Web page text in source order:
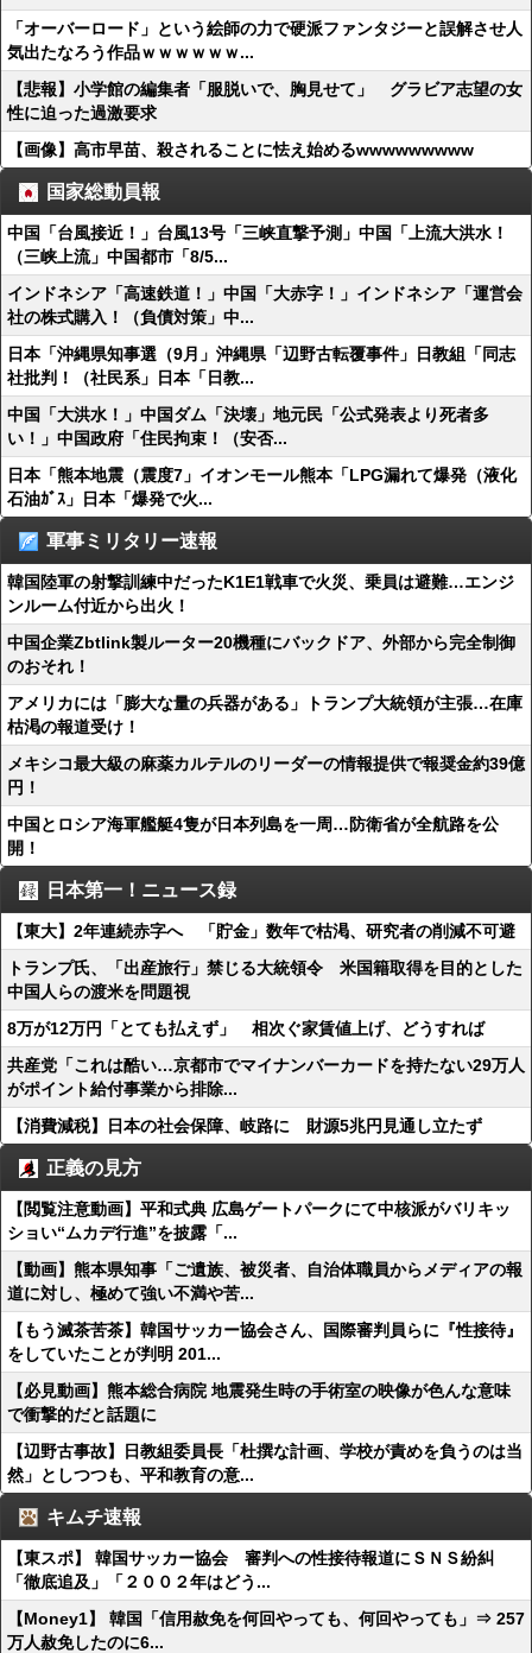
「オーバーロード」という絵師の力で硬派ファンタジーと誤解させ人
気出たなろう作品ｗｗｗｗｗｗ...
【悲報】小学館の編集者「服脱いで、胸見せて」 グラビア志望の女
性に迫った過激要求
【画像】高市早苗、殺されることに怯え始めるwwwwwwwww
国家総動員報
中国「台風接近！」台風13号「三峡直撃予測」中国「上流大洪水！
（三峡上流」中国都市「8/5...
インドネシア「高速鉄道！」中国「大赤字！」インドネシア「運営会
社の株式購入！（負債対策」中...
日本「沖縄県知事選（9月」沖縄県「辺野古転覆事件」日教組「同志
社批判！（社民系」日本「日教...
中国「大洪水！」中国ダム「決壊」地元民「公式発表より死者多
い！」中国政府「住民拘束！（安否...
日本「熊本地震（震度7」イオンモール熊本「LPG漏れて爆発（液化
石油ｶﾞｽ」日本「爆発で火...
軍事ミリタリー速報
韓国陸軍の射撃訓練中だったK1E1戦車で火災、乗員は避難…エンジ
ンルーム付近から出火！
中国企業Zbtlink製ルーター20機種にバックドア、外部から完全制御
のおそれ！
アメリカには「膨大な量の兵器がある」トランプ大統領が主張…在庫
枯渇の報道受け！
メキシコ最大級の麻薬カルテルのリーダーの情報提供で報奨金約39億
円！
中国とロシア海軍艦艇4隻が日本列島を一周…防衛省が全航路を公
開！
日本第一！ニュース録
【東大】2年連続赤字へ 「貯金」数年で枯渇、研究者の削減不可避
トランプ氏、「出産旅行」禁じる大統領令 米国籍取得を目的とした
中国人らの渡米を問題視
8万が12万円「とても払えず」 相次ぐ家賃値上げ、どうすれば
共産党「これは酷い…京都市でマイナンバーカードを持たない29万人
がポイント給付事業から排除...
【消費減税】日本の社会保障、岐路に 財源5兆円見通し立たず
正義の見方
【閲覧注意動画】平和式典 広島ゲートパークにて中核派がバリキッ
ショい“ムカデ行進”を披露「...
【動画】熊本県知事「ご遺族、被災者、自治体職員からメディアの報
道に対し、極めて強い不満や苦...
【もう滅茶苦茶】韓国サッカー協会さん、国際審判員らに『性接待』
をしていたことが判明 201...
【必見動画】熊本総合病院 地震発生時の手術室の映像が色んな意味
で衝撃的だと話題に
【辺野古事故】日教組委員長「杜撰な計画、学校が責めを負うのは当
然」としつつも、平和教育の意...
キムチ速報
【東スポ】 韓国サッカー協会 審判への性接待報道にＳＮＳ紛糾
「徹底追及」「２００２年はどう...
【Money1】 韓国「信用赦免を何回やっても、何回やっても」⇒ 257
万人赦免したのに6...